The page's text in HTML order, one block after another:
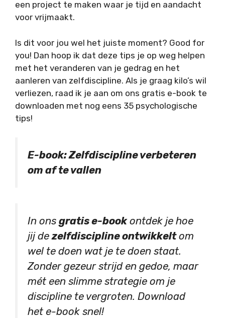
een project te maken waar je tijd en aandacht
voor vrijmaakt.
Is dit voor jou wel het juiste moment? Good for
you! Dan hoop ik dat deze tips je op weg helpen
met het veranderen van je gedrag en het
aanleren van zelfdiscipline. Als je graag kilo’s wil
verliezen, raad ik je aan om ons gratis e-book te
downloaden met nog eens 35 psychologische
tips!
E-book: Zelfdiscipline verbeteren
om af te vallen
In ons gratis e-bookontdek je hoe
jij dezelfdiscipline ontwikkeltom
wel te doen wat je te doen staat.
Zonder gezeur strijd en gedoe, maar
mét een slimme strategie om je
discipline te vergroten. Download
het e-book snel!